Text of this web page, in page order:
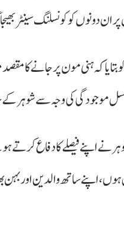
ان دونوں کو کونسلنگ سینٹر
بتایا کہ ہنی مون پر جانے کا
موجودگی کی وجہ سے
اپنے فیصلے کا دفاع کرتے
اپنے ساتھ والدین اور بہن